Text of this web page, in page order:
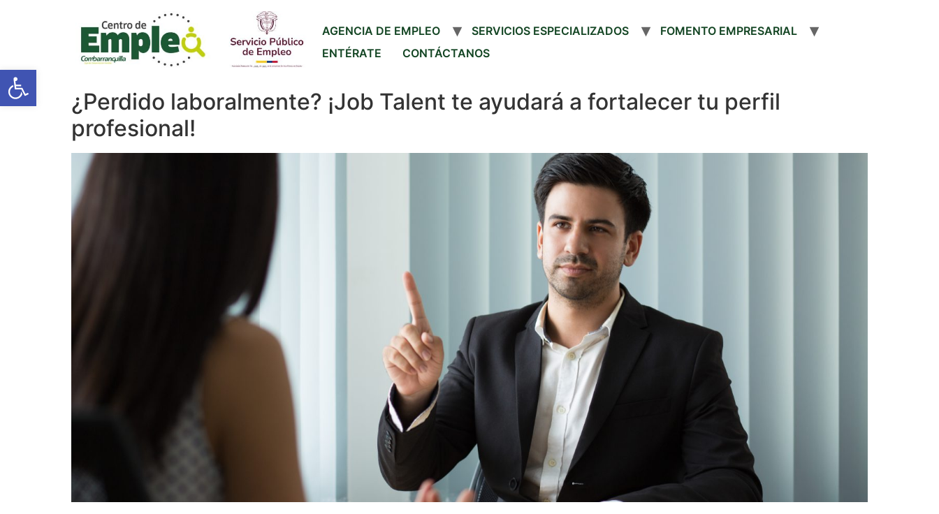
Open toolbar
AGENCIA DE EMPLEO SERVICIOS ESPECIALIZADOS
FOMENTO EMPRESARIAL
ENTÉRATE
CONTÁCTANOS
¿Perdido laboralmente? ¡Job Talent te ayudará a fortalecer tu perfil
profesional!